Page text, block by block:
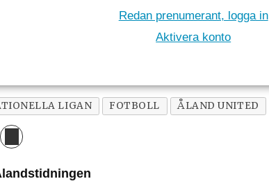
Redan prenumerant, logga in
Aktivera konto
LIGAN FOTBOLL ÅLAND UNITED